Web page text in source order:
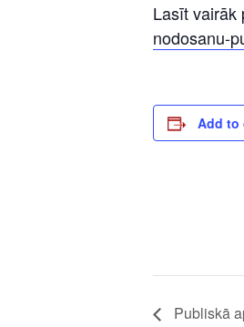
Lasīt vairāk
nodosanu-
Add to
Publiskā